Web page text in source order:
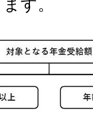
す。